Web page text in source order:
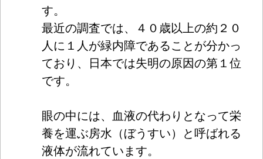
す。
最近の調査では、４０歳以上の約２０
人に１人が緑内障であることが分かっ
ており、日本では失明の原因の第１位
です。
眼の中には、血液の代わりとなって栄
養を運ぶ房水（ぼうすい）と呼ばれる
液体が流れています。